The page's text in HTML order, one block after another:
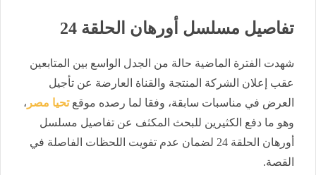
تفاصيل مسلسل أورهان الحلقة 24
شهدت الفترة الماضية حالة من الجدل الواسع بين المتابعين
عقب إعلان الشركة المنتجة والقناة العارضة عن تأجيل
العرض في مناسبات سابقة، وفقا لما رصده موقعتحيا مصر ،
وهو ما دفع الكثيرين للبحث المكثف عن تفاصيل مسلسل
أورهان الحلقة 24 لضمان عدم تفويت اللحظات الفاصلة في
القصة.